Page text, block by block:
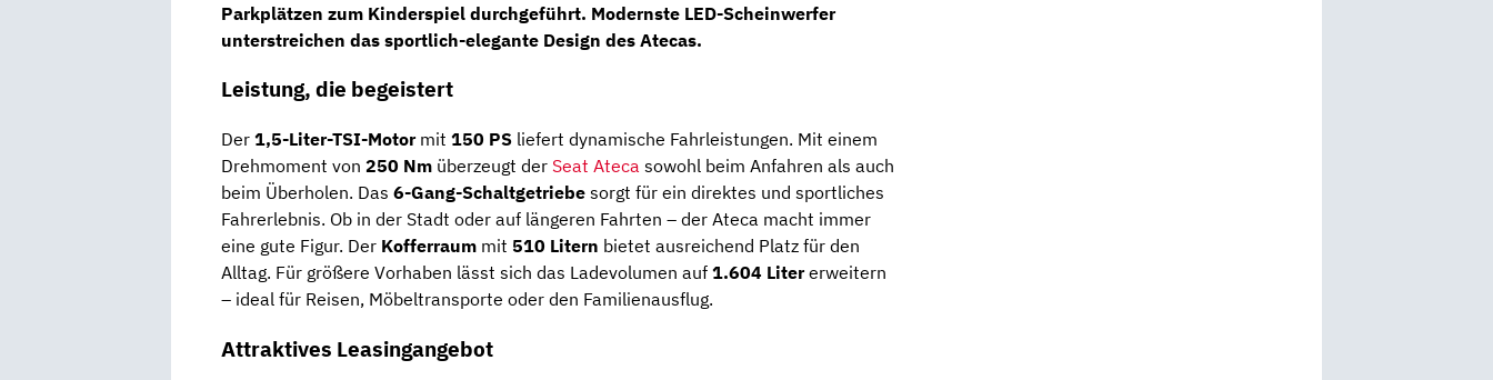
Parkplätzen zum Kinderspiel durchgeführt. Modernste LED-Scheinwerfer
unterstreichen das sportlich-elegante Design des Atecas.
Leistung, die begeistert
Der 1,5-Liter-TSI-Motormit 150 PS liefert dynamische Fahrleistungen. Mit einem
Drehmoment von 250 Nm überzeugt der Seat Ateca sowohl beim Anfahren als auch
beim Überholen. Das 6-Gang-Schaltgetriebe sorgt für ein direktes und sportliches
Fahrerlebnis. Ob in der Stadt oder auf längeren Fahrten – der Ateca macht immer
eine gute Figur. Der Kofferraum mit 510 Litern bietet ausreichend Platz für den
Alltag. Für größere Vorhaben lässt sich das Ladevolumen auf 1.604 Litererweitern
– ideal für Reisen, Möbeltransporte oder den Familienausflug.
Attraktives Leasingangebot